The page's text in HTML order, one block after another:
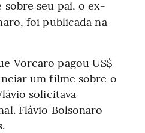
seu pai, o ex-
foi publicada na
Vorcaro pagou US$
um filme sobre o
solicitava
Flávio Bolsonaro